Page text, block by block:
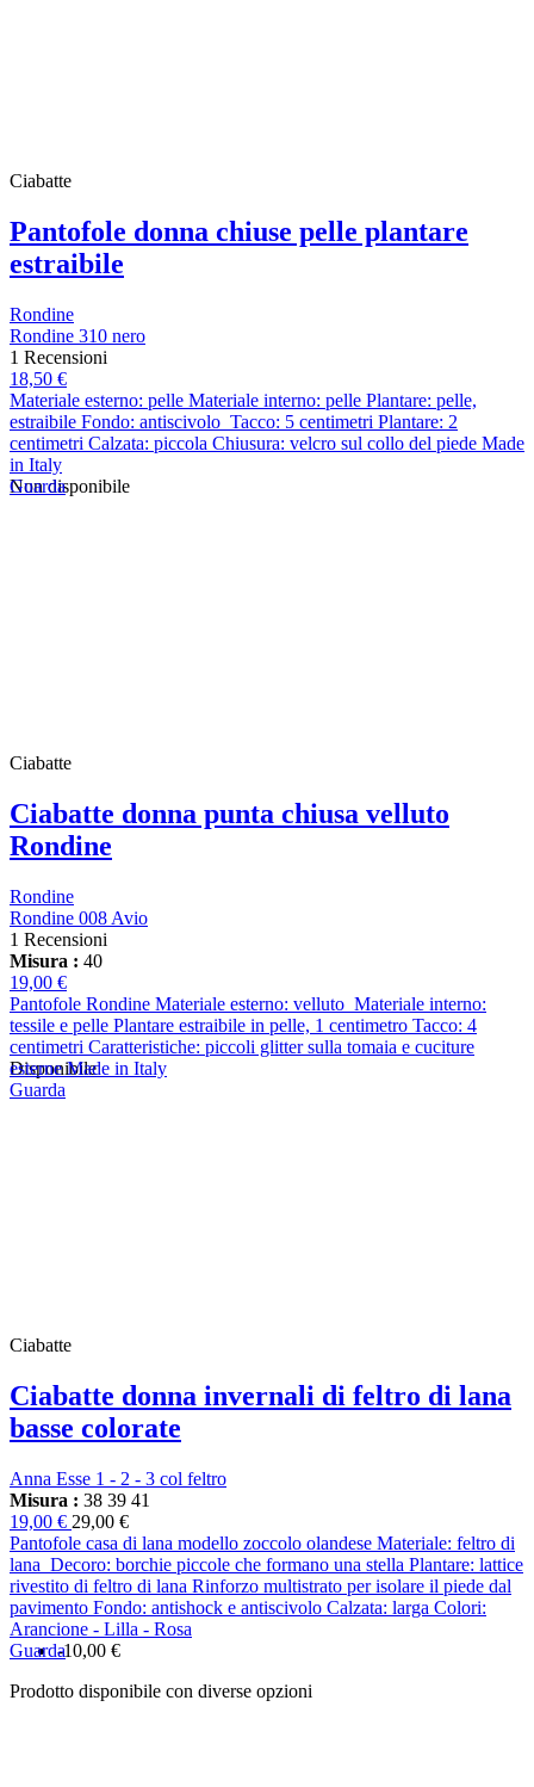
Non disponibile
Ciabatte
Pantofole donna chiuse pelle plantare
estraibile
Rondine
Rondine 310 nero
1 Recensioni
18,50 €
Materiale esterno: pelle Materiale interno: pelle Plantare: pelle,
estraibile Fondo: antiscivolo Tacco: 5 centimetri Plantare: 2
centimetri Calzata: piccola Chiusura: velcro sul collo del piede Made
in Italy
Guarda
Disponibile
Ciabatte
Ciabatte donna punta chiusa velluto
Rondine
Rondine
Rondine 008 Avio
1 Recensioni
Misura : 40
19,00 €
Pantofole Rondine Materiale esterno: velluto Materiale interno:
tessile e pelle Plantare estraibile in pelle, 1 centimetro Tacco: 4
centimetri Caratteristiche: piccoli glitter sulla tomaia e cuciture
esterne Made in Italy
Guarda
-10,00 €
Prodotto disponibile con diverse opzioni
Ciabatte
Ciabatte donna invernali di feltro di lana
basse colorate
Anna Esse 1 - 2 - 3 col feltro
Misura : 38 39 41
19,00 € 29,00 €
Pantofole casa di lana modello zoccolo olandese Materiale: feltro di
lana Decoro: borchie piccole che formano una stella Plantare: lattice
rivestito di feltro di lana Rinforzo multistrato per isolare il piede dal
pavimento Fondo: antishock e antiscivolo Calzata: larga Colori:
Arancione - Lilla - Rosa
Guarda